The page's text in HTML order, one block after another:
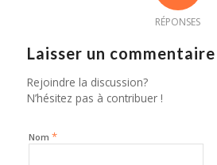
RÉPONSES
Laisser un commentaire
Rejoindre la discussion?
N’hésitez pas à contribuer !
Nom *